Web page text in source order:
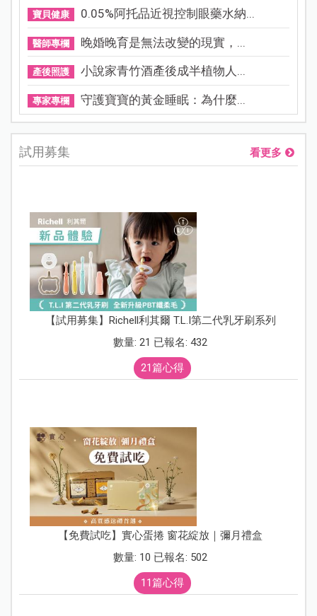
寶貝健康 0.05%阿托品近視控制眼藥水納...
醫師專欄 晚婚晚育是無法改變的現實，...
產後照護 小說家青竹酒產後成半植物人...
專家專欄 守護寶寶的黃金睡眠：為什麼...
試用募集 看更多
【試用募集】Richell利其爾 T.L.I第二代乳牙刷系列
數量: 21 已報名: 432
21篇心得
【免費試吃】實心蛋捲 窗花綻放｜彌月禮盒
數量: 10 已報名: 502
11篇心得